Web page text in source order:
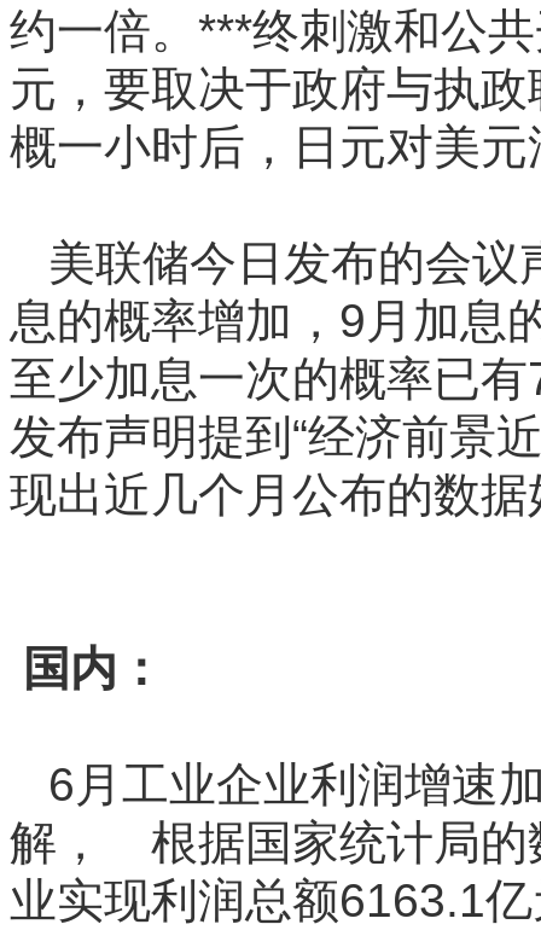
约一倍。***终刺激和公
元，要取决于政府与执
概一小时后，日元对美
美联储今日发布的会
息的概率增加，9月加息
至少加息一次的概率已
发布声明提到“经济前景
现出近几个月公布的数
国内：
6月工业企业利润增速
解， 根据国家统计局的
业实现利润总额6163.1